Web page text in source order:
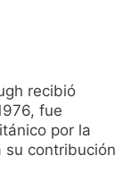
recibió
fue
por la
su contribución